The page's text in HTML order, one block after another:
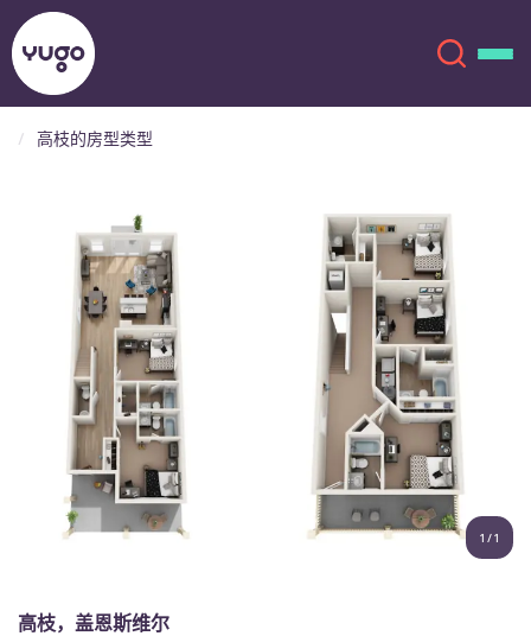
地点
更多
账户 语言
English (GB)
选择一个国家
English (US)
Chinese Español
Català Deutsch
Italian French
Portuguese
高枝的房型类型
1 /1
高枝，盖恩斯维尔